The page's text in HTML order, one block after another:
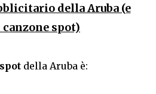
della Aruba (e
spot)
della Aruba è: